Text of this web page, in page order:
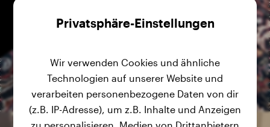
Privatsphäre-Einstellungen
Wir verwenden Cookies und ähnliche
Technologien auf unserer Website und
verarbeiten personenbezogene Daten von dir
(z.B. IP-Adresse), um z.B. Inhalte und Anzeigen